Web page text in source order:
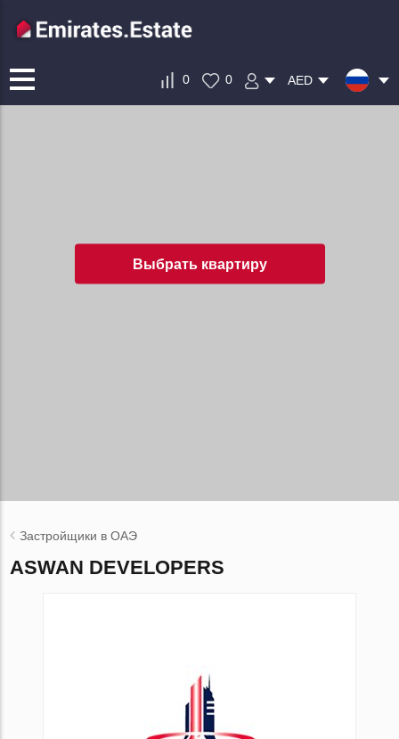
0 0 AED
Выбрать квартиру
Застройщики в ОАЭ
ASWAN DEVELOPERS